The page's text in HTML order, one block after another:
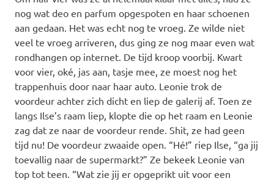
nog wat deo en parfum opgespoten en haar schoenen
aan gedaan. Het was echt nog te vroeg. Ze wilde niet
veel te vroeg arriveren, dus ging ze nog maar even wat
rondhangen op internet. De tijd kroop voorbij. Kwart
voor vier, oké, jas aan, tasje mee, ze moest nog het
trappenhuis door naar haar auto. Leonie trok de
voordeur achter zich dicht en liep de galerij af. Toen ze
langs Ilse’s raam liep, klopte die op het raam en Leonie
zag dat ze naar de voordeur rende. Shit, ze had geen
tijd nu! De voordeur zwaaide open. “Hé!” riep Ilse, “ga jij
toevallig naar de supermarkt?” Ze bekeek Leonie van
top tot teen. “Wat zie jij er opgeprikt uit voor een